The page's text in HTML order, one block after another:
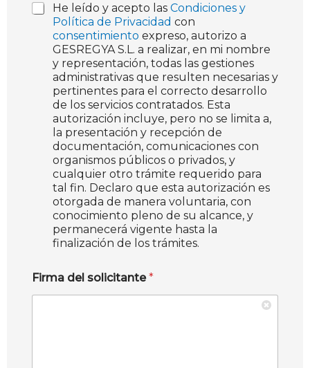
He leído y acepto las Condiciones y
Política de Privacidad con
consentimiento expreso, autorizo a
GESREGYA S.L. a realizar, en mi nombre
y representación, todas las gestiones
administrativas que resulten necesarias y
pertinentes para el correcto desarrollo
de los servicios contratados. Esta
autorización incluye, pero no se limita a,
la presentación y recepción de
documentación, comunicaciones con
organismos públicos o privados, y
cualquier otro trámite requerido para
tal fin. Declaro que esta autorización es
otorgada de manera voluntaria, con
conocimiento pleno de su alcance, y
permanecerá vigente hasta la
finalización de los trámites.
Firma del solicitante*